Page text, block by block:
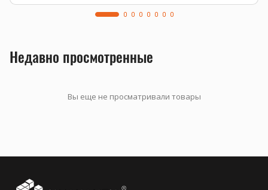
Недавно просмотренные
Вы еще не просматривали товары